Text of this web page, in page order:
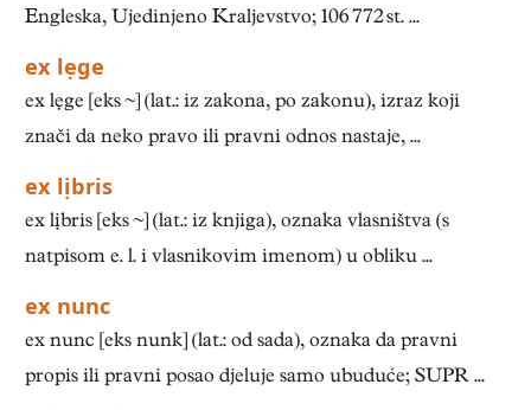
Engleska, Ujedinjeno Kraljevstvo; 106 772 st. ...
ex lẹge
ex lẹge [eks ] (lat.: iz zakona, po zakonu), izraz koji
znači da neko pravo ili pravni odnos nastaje, ...
ex lịbris
ex lịbris [eks ] (lat.: iz knjiga), oznaka vlasništva (s
natpisom e. l. i vlasnikovim imenom) u obliku ...
ex nunc
ex nunc [eks nunk] (lat.: od sada), oznaka da pravni
propis ili pravni posao djeluje samo ubuduće; SUPR ...